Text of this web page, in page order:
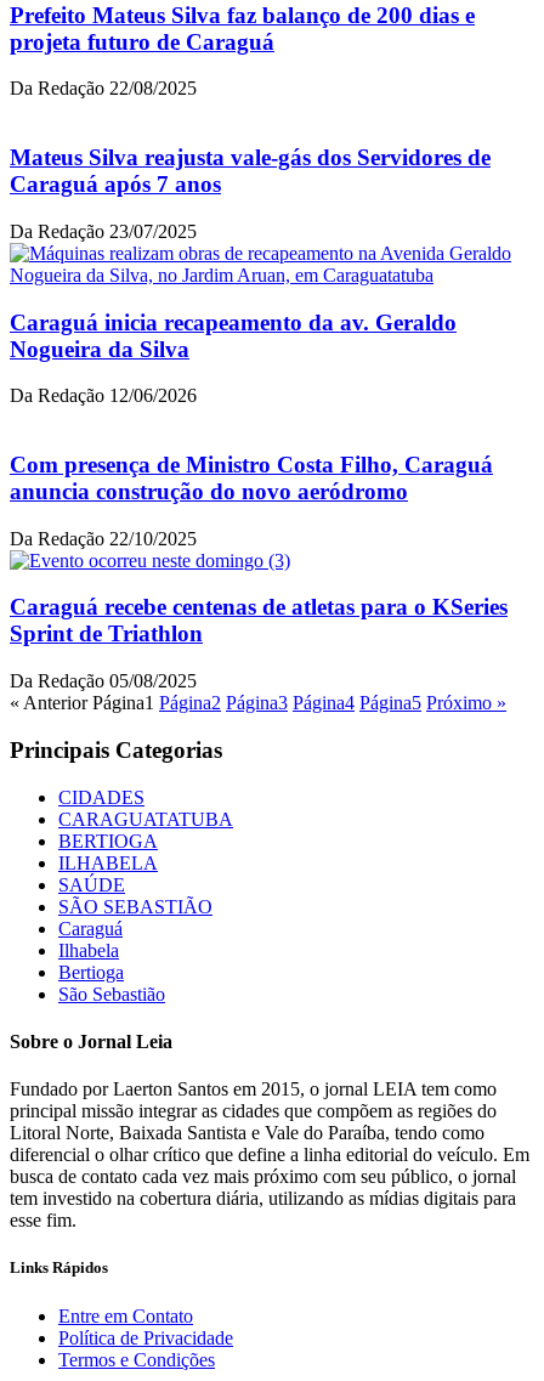
Prefeito Mateus Silva faz balanço de 200 dias e
projeta futuro de Caraguá
Da Redação 22/08/2025
Mateus Silva reajusta vale-gás dos Servidores de
Caraguá após 7 anos
Da Redação 23/07/2025
Caraguá inicia recapeamento da av. Geraldo
Nogueira da Silva
Da Redação 12/06/2026
Com presença de Ministro Costa Filho, Caraguá
anuncia construção do novo aeródromo
Da Redação 22/10/2025
Caraguá recebe centenas de atletas para o KSeries
Sprint de Triathlon
Da Redação 05/08/2025
« Anterior Página1 Página2 Página3 Página4 Página5 Próximo »
Principais Categorias
CIDADES
CARAGUATATUBA
BERTIOGA
ILHABELA
SAÚDE
SÃO SEBASTIÃO
Caraguá
Ilhabela
Bertioga
São Sebastião
Sobre o Jornal Leia
Fundado por Laerton Santos em 2015, o jornal LEIA tem como
principal missão integrar as cidades que compõem as regiões do
Litoral Norte, Baixada Santista e Vale do Paraíba, tendo como
diferencial o olhar crítico que define a linha editorial do veículo. Em
busca de contato cada vez mais próximo com seu público, o jornal
tem investido na cobertura diária, utilizando as mídias digitais para
esse fim.
Links Rápidos
Entre em Contato
Política de Privacidade
Termos e Condições